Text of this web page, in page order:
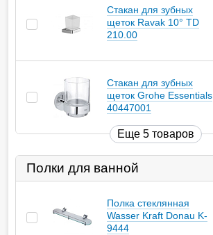
Стакан для зубных
щеток Ravak 10° TD
210.00
Стакан для зубных
щеток Grohe Essentials
40447001
Еще 5 товаров
Полки для ванной
Полка стеклянная
Wasser Kraft Donau K-
9444